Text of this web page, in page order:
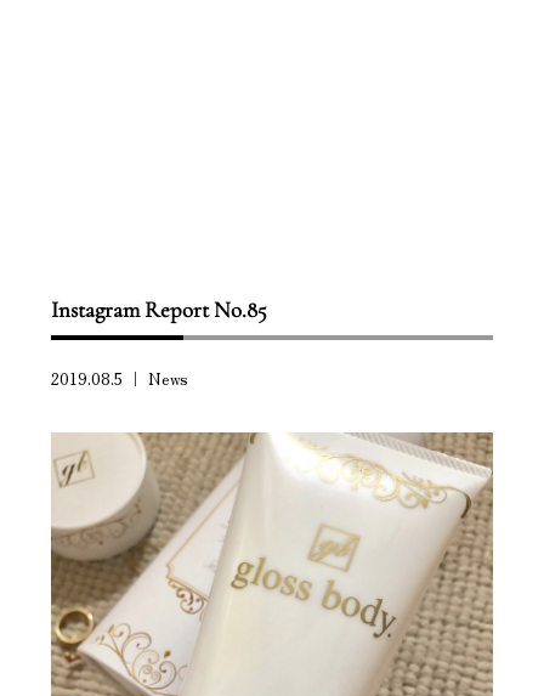
Instagram Report No.85
2019.08.5 ｜News